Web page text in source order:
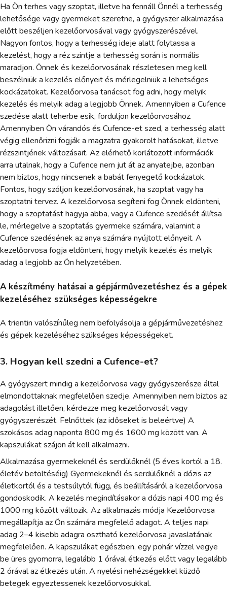
Ha Ön terhes vagy szoptat, illetve ha fennáll Önnél a terhesség
lehetősége vagy gyermeket szeretne, a gyógyszer alkalmazása
előtt beszéljen kezelőorvosával vagy gyógyszerészével.
Nagyon fontos, hogy a terhesség ideje alatt folytassa a
kezelést, hogy a réz szintje a terhesség során is normális
maradjon. Önnek és kezelőorvosának részletesen meg kell
beszélniük a kezelés előnyeit és mérlegelniük a lehetséges
kockázatokat. Kezelőorvosa tanácsot fog adni, hogy melyik
kezelés és melyik adag a legjobb Önnek. Amennyiben a Cufence
szedése alatt teherbe esik, forduljon kezelőorvosához.
Amennyiben Ön várandós és Cufence-et szed, a terhesség alatt
végig ellenőrizni fogják a magzatra gyakorolt hatásokat, illetve
rézszintjének változásait. Az elérhető korlátozott információk
arra utalnak, hogy a Cufence nem jut át az anyatejbe, azonban
nem biztos, hogy nincsenek a babát fenyegető kockázatok.
Fontos, hogy szóljon kezelőorvosának, ha szoptat vagy ha
szoptatni tervez. A kezelőorvosa segíteni fog Önnek eldönteni,
hogy a szoptatást hagyja abba, vagy a Cufence szedését állítsa
le, mérlegelve a szoptatás gyermeke számára, valamint a
Cufence szedésének az anya számára nyújtott előnyeit. A
kezelőorvosa fogja eldönteni, hogy melyik kezelés és melyik
adag a legjobb az Ön helyzetében.
A készítmény hatásai a gépjárművezetéshez és a gépek
kezeléséhez szükséges képességekre
A trientin valószínűleg nem befolyásolja a gépjárművezetéshez
és gépek kezeléséhez szükséges képességeket.
3. Hogyan kell szedni a Cufence-et?
A gyógyszert mindig a kezelőorvosa vagy gyógyszerésze által
elmondottaknak megfelelően szedje. Amennyiben nem biztos az
adagolást illetően, kérdezze meg kezelőorvosát vagy
gyógyszerészét. Felnőttek (az időseket is beleértve) A
szokásos adag naponta 800 mg és 1600 mg között van. A
kapszulákat szájon át kell alkalmazni.
Alkalmazása gyermekeknél és serdülőknél (5 éves kortól a 18.
életév betöltéséig) Gyermekeknél és serdülőknél a dózis az
életkortól és a testsúlytól függ, és beállításáról a kezelőorvosa
gondoskodik. A kezelés megindításakor a dózis napi 400 mg és
1000 mg között változik. Az alkalmazás módja Kezelőorvosa
megállapítja az Ön számára megfelelő adagot. A teljes napi
adag 2–4 kisebb adagra osztható kezelőorvosa javaslatának
megfelelően. A kapszulákat egészben, egy pohár vízzel vegye
be üres gyomorra, legalább 1 órával étkezés előtt vagy legalább
2 órával az étkezés után. A nyelési nehézségekkel küzdő
betegek egyeztessenek kezelőorvosukkal.